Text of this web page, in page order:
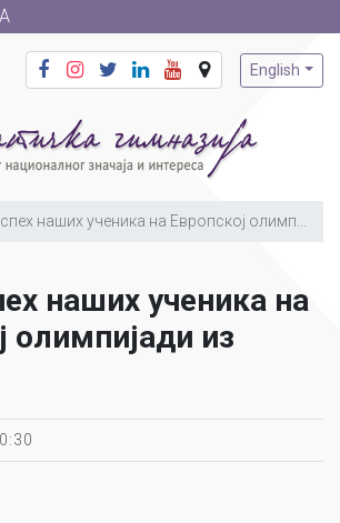
English
наших ученика на Европској олимпијади из физике
наших ученика на
олимпијади из